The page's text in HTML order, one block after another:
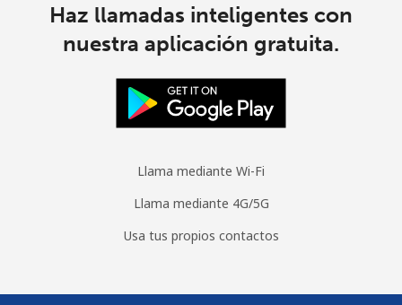
Haz llamadas inteligentes con
nuestra aplicación gratuita.
Llama mediante Wi-Fi
Llama mediante 4G/5G
Usa tus propios contactos